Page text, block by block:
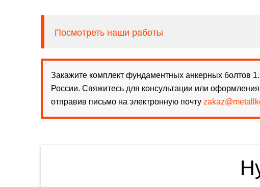
Посмотреть наши работы
Закажите комплект фундаментных анкерных болтов
России. Свяжитесь для консультации или
отправив письмо на электронную почту